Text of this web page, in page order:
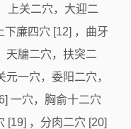
上关二穴，大迎二
廉四穴 [12] ，曲牙
天牖二穴，扶突二
一穴，委阳二穴，
一穴，胸俞十二穴
[19] ，分肉二穴 [20]